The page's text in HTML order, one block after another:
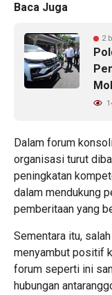
Baca Juga
2
Dalam forum
organisasi turut
peningkatan
dalam mendukung
pemberitaan yang
Sementara itu,
menyambut positif
forum seperti ini
hubungan